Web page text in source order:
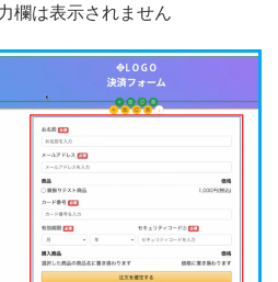
欄は表示されません